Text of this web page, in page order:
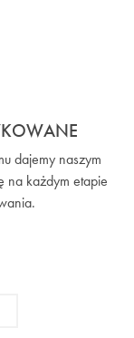
dajemy naszym
na każdym etapie